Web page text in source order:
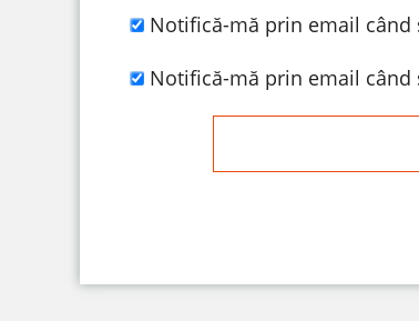
Notifică-mă prin email
Notifică-mă prin email